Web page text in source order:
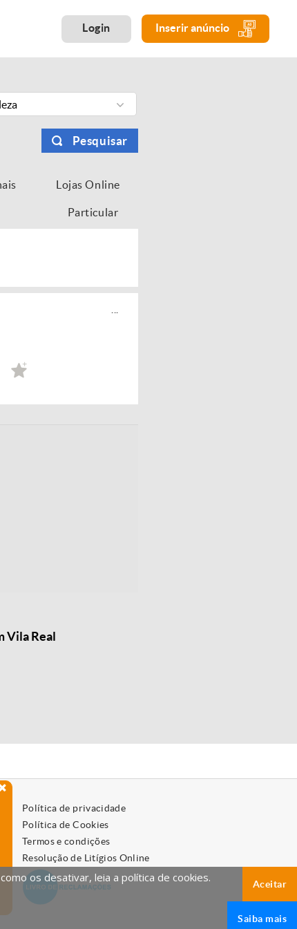
Login Inserir anúncio
Pesquisar
Lojas Online
Particular
Vila Real
Política de privacidade
Política de Cookies
Termos e condições
Resolução de Litígios Online
os desativar, leia a política de cookies.
Aceitar
Saiba mais